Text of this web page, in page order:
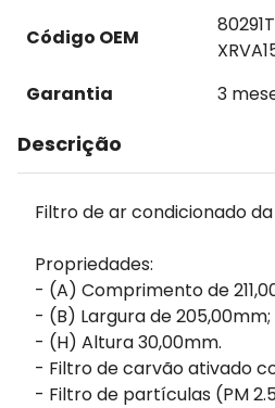
Código OEM
Garantia
3
Descrição
Filtro de ar condicionado
Propriedades:
- (A) Comprimento de
- (B) Largura de 205,00mm;
- (H) Altura 30,00mm.
- Filtro de carvão ativado
- Filtro de partículas (PM